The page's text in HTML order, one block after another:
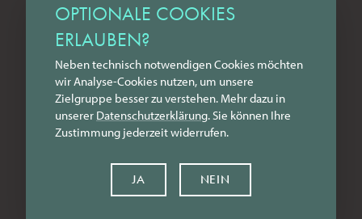
OPTIONALE COOKIES
ERLAUBEN?
Neben technisch notwendigen Cookies möchten
wir Analyse-Cookies nutzen, um unsere
Zielgruppe besser zu verstehen. Mehr dazu in
unserer Datenschutz­erklärung. Sie können Ihre
Zustimmung jederzeit widerrufen.
JA NEIN
ZILKENS NEWSBLOG
NEWSLETTER
YOUTUBE
INSTAGRAM
FACEBOOK
LINKEDIN